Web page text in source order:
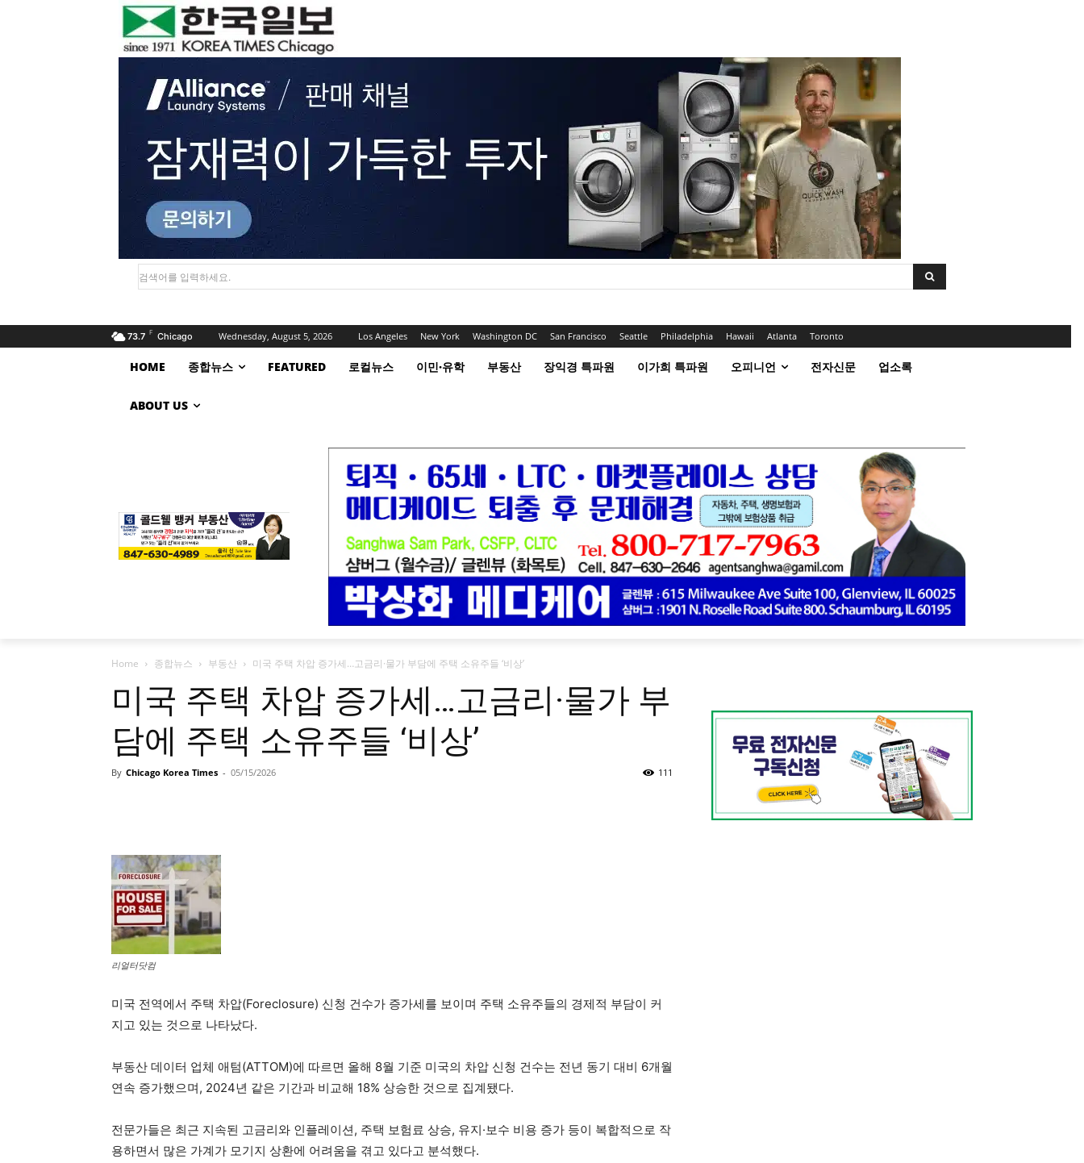
검색어를 입력하세요.
73.7 F Chicago Wednesday, August 5, 2026 Los Angeles New York Washington DC San Francisco Seattle Philadelphia Hawaii Atlanta Toronto
HOME 종합뉴스 FEATURED 로컬뉴스 이민·유학 부동산 장익경 특파원 이가희 특파원 오피니언 전자신문 업소록
ABOUT US
Home 종합뉴스 부동산 미국 주택 차압 증가세…고금리·물가 부담에 주택 소유주들 ‘비상’
미국 주택 차압 증가세…고금리·물가 부
담에 주택 소유주들 ‘비상’
By Chicago Korea Times - 05/15/2026 111
리얼터닷컴
미국 전역에서 주택 차압(Foreclosure) 신청 건수가 증가세를 보이며 주택 소유주들의 경제적 부담이 커
지고 있는 것으로 나타났다.
부동산 데이터 업체 애텀(ATTOM)에 따르면 올해 8월 기준 미국의 차압 신청 건수는 전년 동기 대비 6개월
연속 증가했으며, 2024년 같은 기간과 비교해 18% 상승한 것으로 집계됐다.
전문가들은 최근 지속된 고금리와 인플레이션, 주택 보험료 상승, 유지·보수 비용 증가 등이 복합적으로 작
용하면서 많은 가계가 모기지 상환에 어려움을 겪고 있다고 분석했다.